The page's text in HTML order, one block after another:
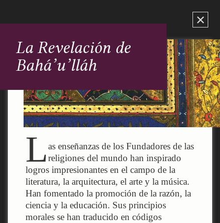
×
La Revelación de
Bahá’u’lláh
Las enseñanzas de los Fundadores de las
religiones del mundo han inspirado
logros impresionantes en el campo de la
literatura, la arquitectura, el arte y la música.
Han fomentado la promoción de la razón, la
ciencia y la educación. Sus principios
morales se han traducido en códigos